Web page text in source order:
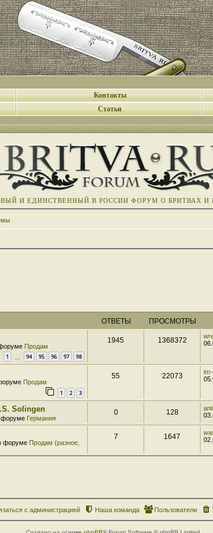
Контакты
Статьи
И ЕДИНСТВЕННЫЙ В РОССИИ ФОРУМ О БРИТВАХ И
ОТВЕТЫ ПРОСМОТРЫ
Продам
1 94 95 96 97 98
1945 1368372
Продам
1 2 3
55 22073
Solingen
форуме Германия
0 128
форуме Продам (разное,
7 1647
Пользователи
Наша команда
с администрацией